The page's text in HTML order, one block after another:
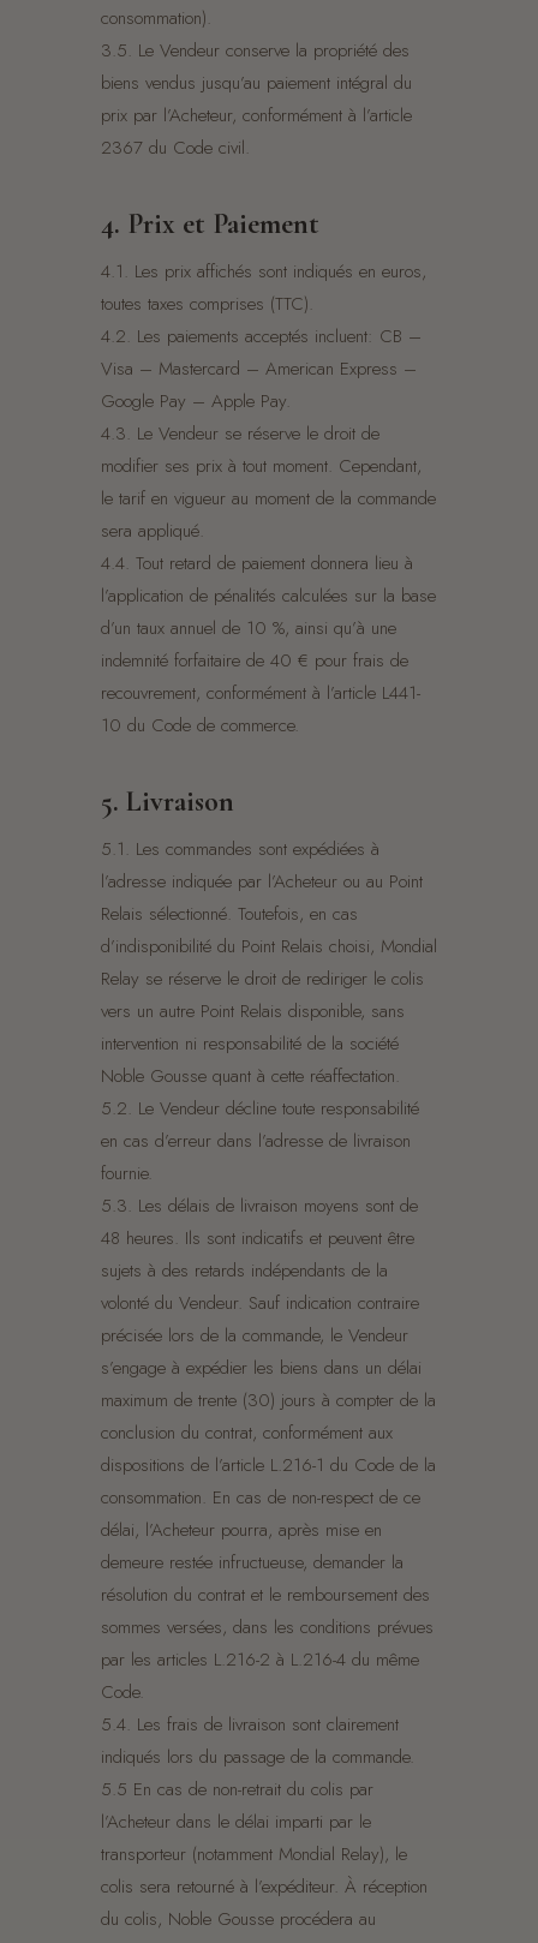
consommation).
3.5. Le Vendeur conserve la propriété des
biens vendus jusqu’au paiement intégral du
prix par l’Acheteur, conformément à l’article
2367 du Code civil.
4. Prix et Paiement
4.1. Les prix affichés sont indiqués en euros,
toutes taxes comprises (TTC).
4.2. Les paiements acceptés incluent: CB –
Visa – Mastercard – American Express –
Google Pay – Apple Pay.
4.3. Le Vendeur se réserve le droit de
modifier ses prix à tout moment. Cependant,
le tarif en vigueur au moment de la commande
sera appliqué.
4.4. Tout retard de paiement donnera lieu à
l’application de pénalités calculées sur la base
d’un taux annuel de 10 %, ainsi qu’à une
indemnité forfaitaire de 40 € pour frais de
recouvrement, conformément à l’article L441-
10 du Code de commerce.
5. Livraison
5.1. Les commandes sont expédiées à
l’adresse indiquée par l’Acheteur ou au Point
Relais sélectionné. Toutefois, en cas
d’indisponibilité du Point Relais choisi, Mondial
Relay se réserve le droit de rediriger le colis
vers un autre Point Relais disponible, sans
intervention ni responsabilité de la société
Noble Gousse quant à cette réaffectation.
5.2. Le Vendeur décline toute responsabilité
en cas d’erreur dans l’adresse de livraison
fournie.
5.3. Les délais de livraison moyens sont de
48 heures. Ils sont indicatifs et peuvent être
sujets à des retards indépendants de la
volonté du Vendeur. Sauf indication contraire
précisée lors de la commande, le Vendeur
s’engage à expédier les biens dans un délai
maximum de trente (30) jours à compter de la
conclusion du contrat, conformément aux
dispositions de l’article L.216-1 du Code de la
consommation. En cas de non-respect de ce
délai, l’Acheteur pourra, après mise en
demeure restée infructueuse, demander la
résolution du contrat et le remboursement des
sommes versées, dans les conditions prévues
par les articles L.216-2 à L.216-4 du même
Code.
5.4. Les frais de livraison sont clairement
indiqués lors du passage de la commande.
5.5 En cas de non-retrait du colis par
l’Acheteur dans le délai imparti par le
transporteur (notamment Mondial Relay), le
colis sera retourné à l’expéditeur. À réception
du colis, Noble Gousse procédera au